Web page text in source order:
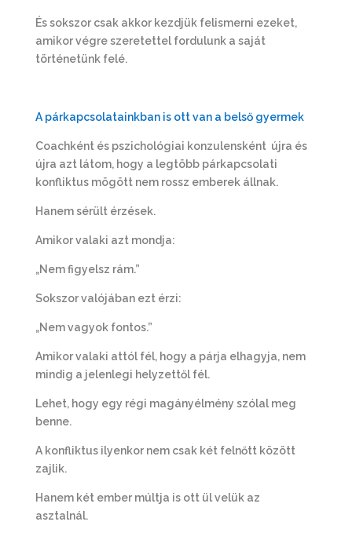
És sokszor csak akkor kezdjük felismerni ezeket,
amikor végre szeretettel fordulunk a saját
történetünk felé.
A párkapcsolatainkban is ott van a belső gyermek
Coachként és pszichológiai konzulensként újra és
újra azt látom, hogy a legtöbb párkapcsolati
konfliktus mögött nem rossz emberek állnak.
Hanem sérült érzések.
Amikor valaki azt mondja:
„Nem figyelsz rám.”
Sokszor valójában ezt érzi:
„Nem vagyok fontos.”
Amikor valaki attól fél, hogy a párja elhagyja, nem
mindig a jelenlegi helyzettől fél.
Lehet, hogy egy régi magányélmény szólal meg
benne.
A konfliktus ilyenkor nem csak két felnőtt között
zajlik.
Hanem két ember múltja is ott ül velük az
asztalnál.